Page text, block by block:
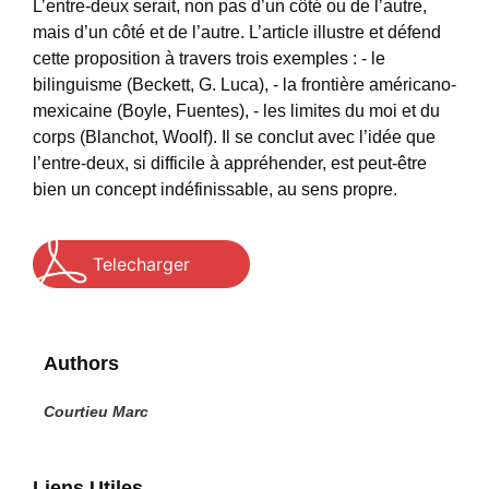
L’entre-deux serait, non pas d’un côté ou de l’autre,
mais d’un côté et de l’autre. L’article illustre et défend
cette proposition à travers trois exemples : - le
bilinguisme (Beckett, G. Luca), - la frontière américano-
mexicaine (Boyle, Fuentes), - les limites du moi et du
corps (Blanchot, Woolf). Il se conclut avec l’idée que
l’entre-deux, si difficile à appréhender, est peut-être
bien un concept indéfinissable, au sens propre.
Telecharger
Authors
Courtieu Marc